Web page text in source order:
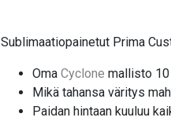
Sublimaatiopainetut Prima
Oma Cyclone mallisto
Mikä tahansa väritys
Paidan hintaan kuuluu